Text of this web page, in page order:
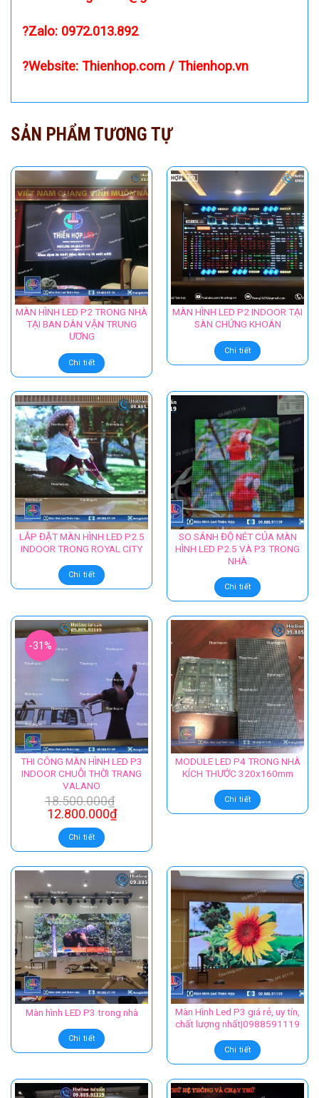
?Zalo: 0972.013.892
?Website: Thienhop.com / Thienhop.vn
SẢN PHẨM TƯƠNG TỰ
MÀN HÌNH LED P2 TRONG NHÀ
TẠI BAN DÂN VẬN TRUNG
ƯƠNG
Chi tiết
MÀN HÌNH LED P2 INDOOR TẠI
SÀN CHỨNG KHOÁN
Chi tiết
LẮP ĐẶT MÀN HÌNH LED P2.5
INDOOR TRONG ROYAL CITY
Chi tiết
SO SÁNH ĐỘ NÉT CỦA MÀN
HÌNH LED P2.5 VÀ P3 TRONG
NHÀ
Chi tiết
-31%
THI CÔNG MÀN HÌNH LED P3
INDOOR CHUỖI THỜI TRANG
VALANO
18.500.000₫
12.800.000₫
Chi tiết
MODULE LED P4 TRONG NHÀ
KÍCH THƯỚC 320x160mm
Chi tiết
Màn hình LED P3 trong nhà
Chi tiết
Màn Hình Led P3 giá rẻ, uy tín,
chất lượng nhất|0988591119
Chi tiết